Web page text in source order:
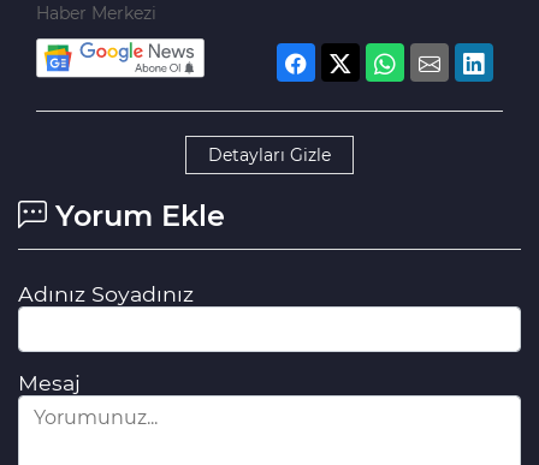
Haber Merkezi
Detayları Gizle
Yorum Ekle
Adınız Soyadınız
Mesaj